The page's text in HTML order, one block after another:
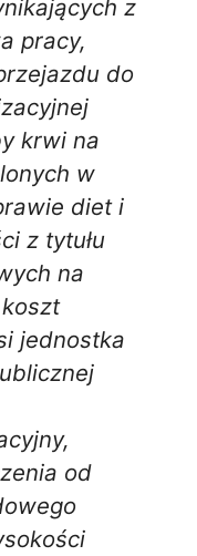
z
pracy,
do
krwi na
w
diet i
z tytułu
na
jednostka
od